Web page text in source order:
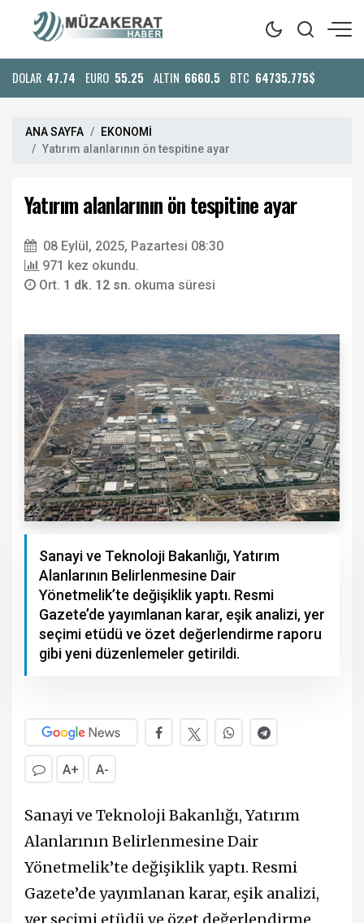
DOLAR 47.74 EURO 55.25 ALTIN 6660.5 BTC 64735.775$
ANA SAYFA
EKONOMİ
Yatırım alanlarının ön tespitine ayar
Yatırım alanlarının ön tespitine ayar
08 Eylül, 2025, Pazartesi 08:30
971 kez okundu.
Ort. 1 dk. 12 sn. okuma süresi
Sanayi ve Teknoloji Bakanlığı, Yatırım
Alanlarının Belirlenmesine Dair
Yönetmelik’te değişiklik yaptı. Resmi
Gazete’de yayımlanan karar, eşik analizi, yer
seçimi etüdü ve özet değerlendirme raporu
gibi yeni düzenlemeler getirildi.
A+ A-
Sanayi ve Teknoloji Bakanlığı, Yatırım
Alanlarının Belirlenmesine Dair
Yönetmelik’te değişiklik yaptı. Resmi
Gazete’de yayımlanan karar, eşik analizi,